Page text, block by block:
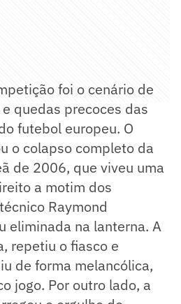
foi o cenário de
quedas precoces das
futebol europeu. O
o colapso completo da
de 2006, que viveu uma
a motim dos
Raymond
eliminada na lanterna. A
repetiu o fiasco e
de forma melancólica,
jogo. Por outro lado, a